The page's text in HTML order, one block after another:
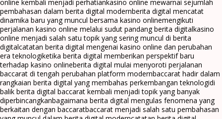
online kembali menjadi perhatiankasino online mewarnai sejumlah
pembahasan dalam berita digital modernberita digital mencatat
dinamika baru yang muncul bersama kasino onlinemengikuti
perjalanan kasino online melalui sudut pandang berita digitalkasino
online menjadi salah satu topik yang sering muncul di berita
digitalcatatan berita digital mengenai kasino online dan perubahan
era teknologiketika berita digital memberikan perspektif baru
terhadap kasino onlineberita digital mulai menyoroti perjalanan
baccarat di tengah perubahan platform modernbaccarat hadir dalam
rangkaian berita digital yang membahas perkembangan teknologidi
balik berita digital baccarat kembali menjadi topik yang banyak
diperbincangkanbagaimana berita digital mengulas fenomena yang
berkaitan dengan baccaratbaccarat menjadi salah satu pembahasan